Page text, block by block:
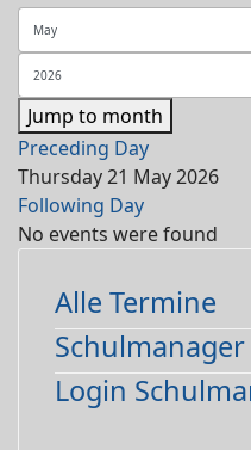
Jump to month
Preceding Day
Thursday 21 May 2026
Following Day
No events were found
Alle Termine
Login